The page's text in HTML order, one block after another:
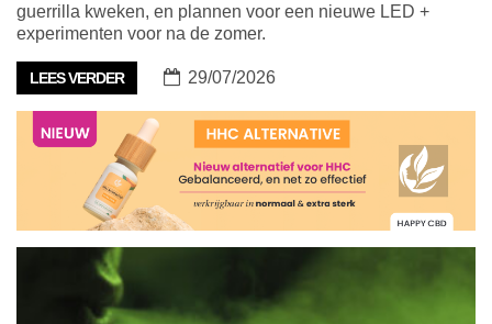
guerrilla kweken, en plannen voor een nieuwe LED +
experimenten voor na de zomer.
LEES VERDER 29/07/2026